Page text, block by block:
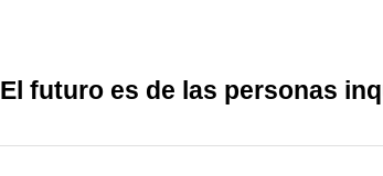
El futuro es de las personas